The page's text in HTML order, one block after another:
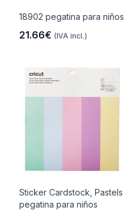
18902 pegatina para niños
21.66€ (IVA incl.)
Sticker Cardstock, Pastels
pegatina para niños